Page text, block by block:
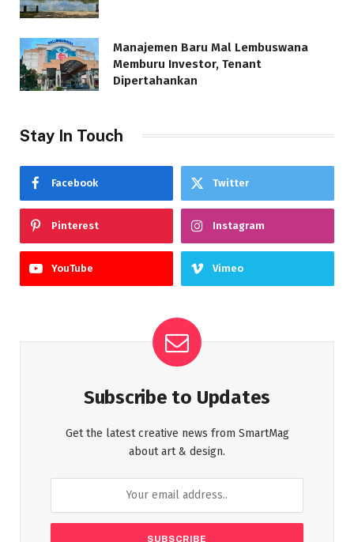
Manajemen Baru Mal Lembuswana
Memburu Investor, Tenant
Dipertahankan
Stay In Touch
Facebook Twitter
Pinterest Instagram
YouTube Vimeo
Subscribe to Updates
Get the latest creative news from SmartMag
about art & design.